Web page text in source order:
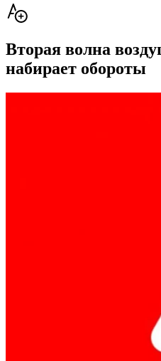
Вторая волна
набирает обороты